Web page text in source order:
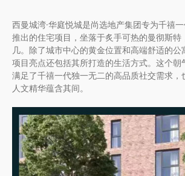
西曼城湾·华庭悦城是尚选地产集团专为千禧
推出的住宅项目，坐落于炙手可热的曼彻斯特
几。除了城市中心的黄金位置和高端舒适的公
项目亮点还包括其所打造的生活方式。这个朝
满足了千禧一代独一无二的高品质社交需求，
人文精华蕴含其间。